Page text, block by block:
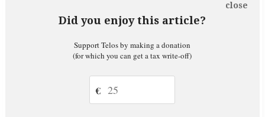
Did you enjoy this article?
close
Support Telos by making a donation
(for which you can get a tax write-off)
€